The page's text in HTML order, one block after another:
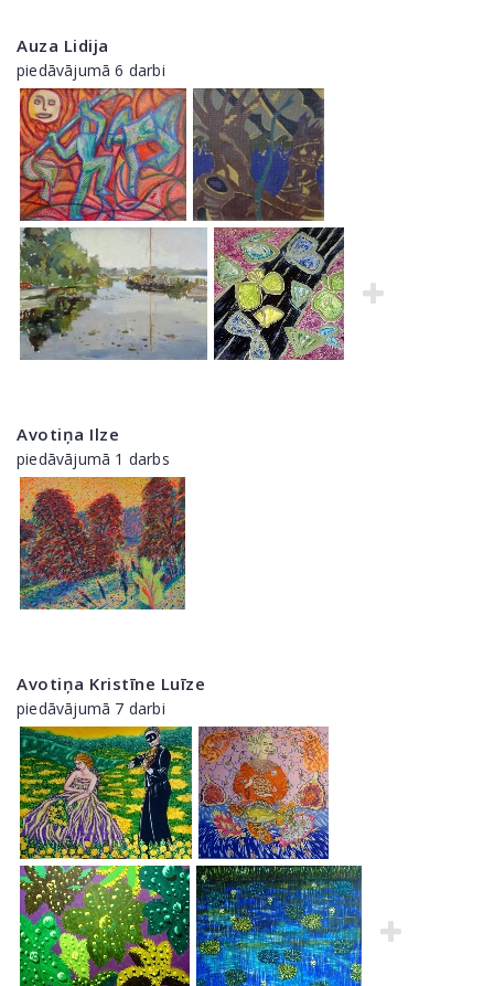
Auza Lidija
piedāvājumā 6 darbi
Avotiņa Ilze
piedāvājumā 1 darbs
Avotiņa Kristīne Luīze
piedāvājumā 7 darbi